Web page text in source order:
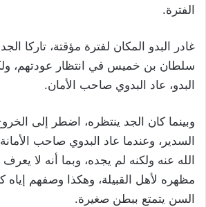
الفترة.
غادر البدو المكان لفترة مؤقتة، تاركا
سلطان بن خميس في انتظار عودتهم،
البدو، عاد البدوي صاحب الأمان.
وبينما كان الجد ينتظره، اضطر إلى
السدير، وعندما عاد البدوي صاحب
الله عنه ولكنه لم يجده، وبما أنه لا
مظهره لأهل القبيلة، وهكذا وصفهم
السن يتمتع ببطن صغيرة.